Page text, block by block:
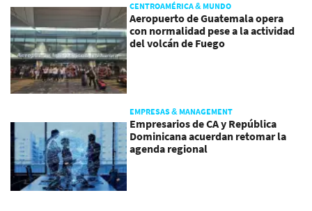
CENTROAMÉRICA & MUNDO
Aeropuerto de Guatemala opera
con normalidad pese a la actividad
del volcán de Fuego
EMPRESAS & MANAGEMENT
Empresarios de CA y República
Dominicana acuerdan retomar la
agenda regional